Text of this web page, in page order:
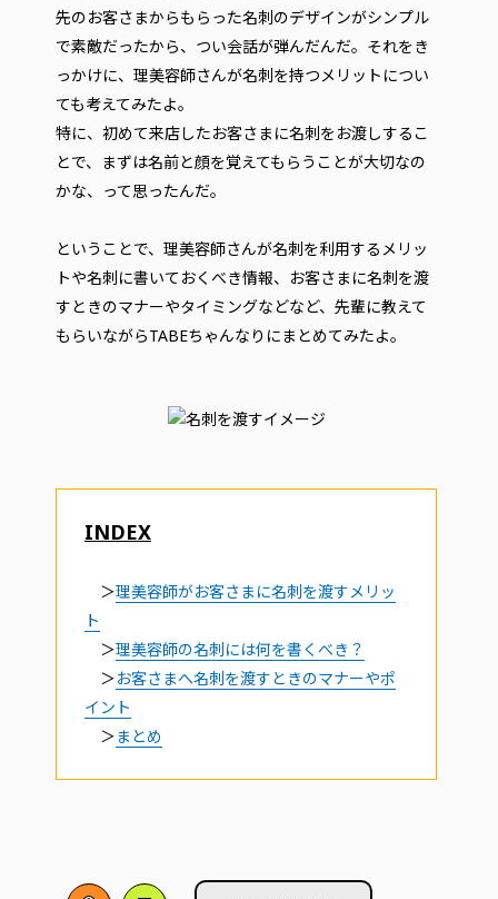
先のお客さまからもらった名刺のデザインがシンプル
で素敵だったから、つい会話が弾んだんだ。それをき
っかけに、理美容師さんが名刺を持つメリットについ
ても考えてみたよ。
特に、初めて来店したお客さまに名刺をお渡しするこ
とで、まずは名前と顔を覚えてもらうことが大切なの
かな、って思ったんだ。
ということで、理美容師さんが名刺を利用するメリッ
トや名刺に書いておくべき情報、お客さまに名刺を渡
すときのマナーやタイミングなどなど、先輩に教えて
もらいながらTABEちゃんなりにまとめてみたよ。
INDEX
＞理美容師がお客さまに名刺を渡すメリッ
ト
＞理美容師の名刺には何を書くべき？
＞お客さまへ名刺を渡すときのマナーやポ
イント
＞まとめ